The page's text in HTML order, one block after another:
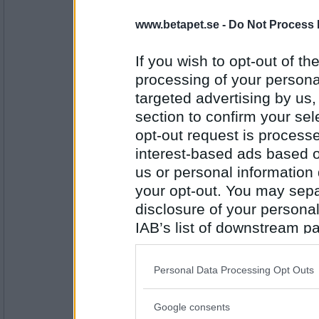
www.betapet.se - Do Not Process
If you wish to opt-out of
processing of your
targeted advertising by
section to confirm your
opt-out request is
interest-based ads based
us or personal
your opt-out. You may
disclosure of your
IAB’s list of downstream
also be disclosed by us
Downstream Participants
Please note that this
Personal Data Processing Opt Outs
Google consents
2503
Räknar du med lite påskris till helgen?
På lämpliga ställen åtminstone
Antal inlägg:
16685
Funkar Brun utan sol på hela kroppen ?
Naturligt är bäst